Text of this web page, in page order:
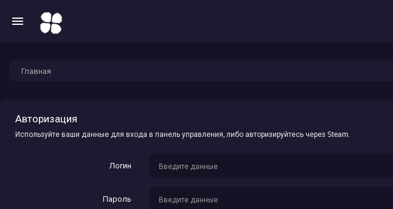
Главная
Авторизация
Используйте ваши данные для входа в панель управления, либо авторизируйтесь через Steam.
Логин
Пароль